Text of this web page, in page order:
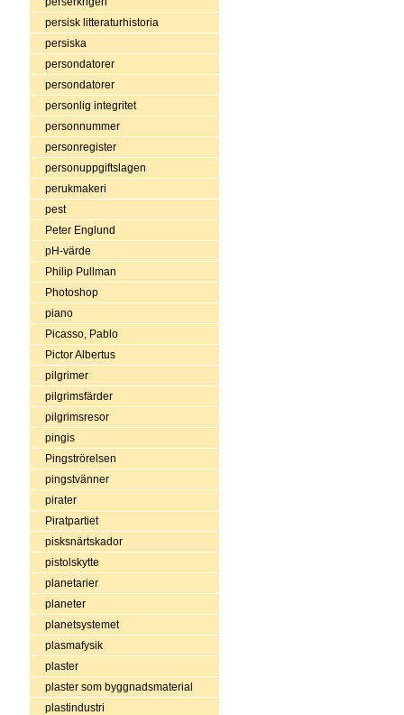
persisk litteraturhistoria
persiska
persondatorer
persondatorer
personlig integritet
personnummer
personregister
personuppgiftslagen
perukmakeri
pest
Peter Englund
pH-värde
Philip Pullman
Photoshop
piano
Picasso, Pablo
Pictor Albertus
pilgrimer
pilgrimsfärder
pilgrimsresor
pingis
Pingströrelsen
pingstvänner
pirater
Piratpartiet
pisksnärtskador
pistolskytte
planetarier
planeter
planetsystemet
plasmafysik
plaster
plaster som byggnadsmaterial
plastindustri